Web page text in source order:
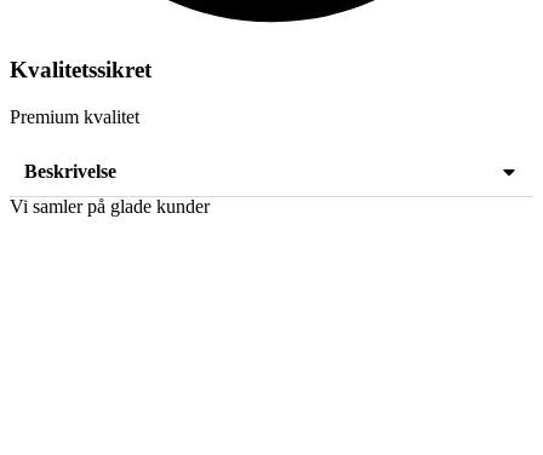
Kvalitetssikret
Premium kvalitet
Beskrivelse
Vi samler på glade kunder